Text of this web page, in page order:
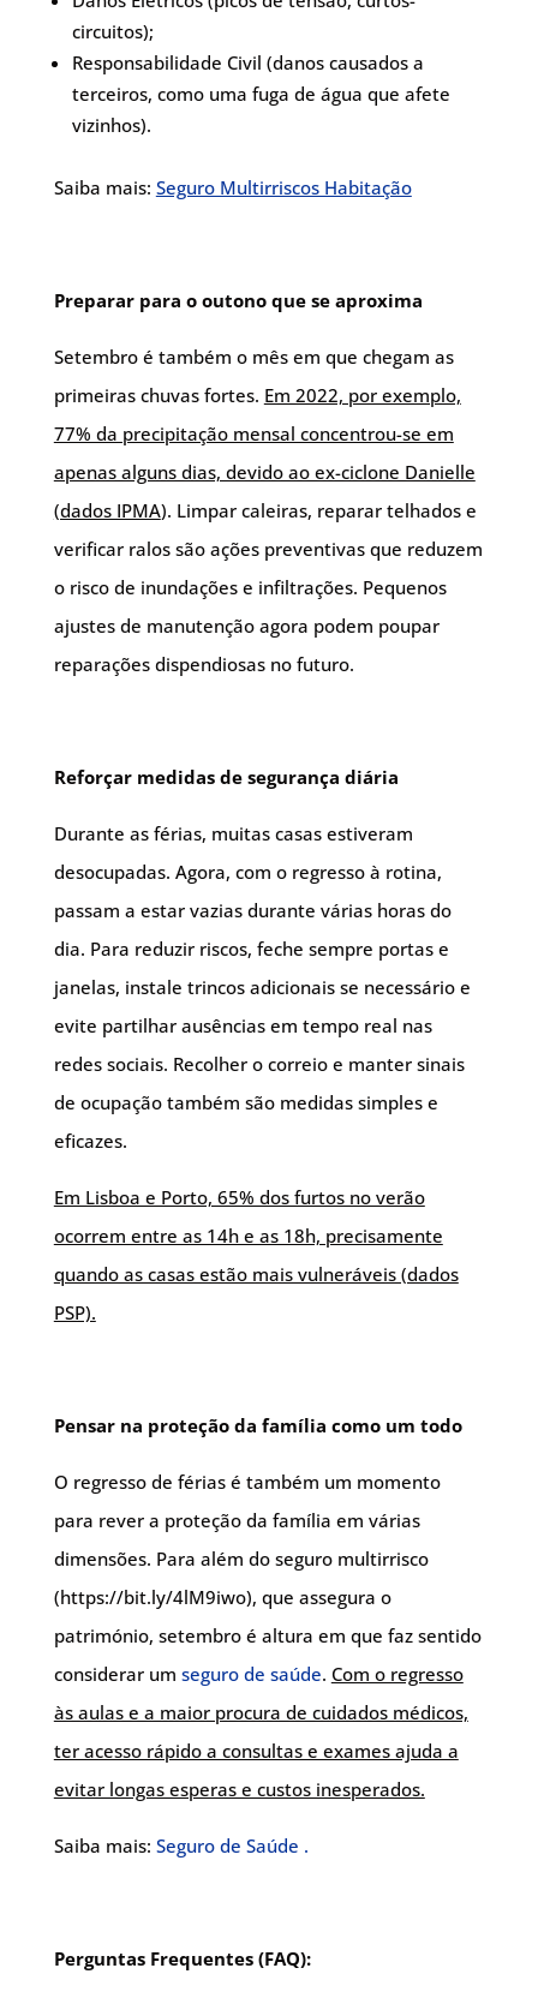
circuitos);
Responsabilidade Civil (danos causados a
terceiros, como uma fuga de água que afete
vizinhos).
Saiba mais: Seguro Multirriscos Habitação
Preparar para o outono que se aproxima
Setembro é também o mês em que chegam as
primeiras chuvas fortes. Em 2022, por exemplo,
77% da precipitação mensal concentrou-se em
apenas alguns dias, devido ao ex-ciclone Danielle
(dados IPMA). Limpar caleiras, reparar telhados e
verificar ralos são ações preventivas que reduzem
o risco de inundações e infiltrações. Pequenos
ajustes de manutenção agora podem poupar
reparações dispendiosas no futuro.
Reforçar medidas de segurança diária
Durante as férias, muitas casas estiveram
desocupadas. Agora, com o regresso à rotina,
passam a estar vazias durante várias horas do
dia. Para reduzir riscos, feche sempre portas e
janelas, instale trincos adicionais se necessário e
evite partilhar ausências em tempo real nas
redes sociais. Recolher o correio e manter sinais
de ocupação também são medidas simples e
eficazes.
Em Lisboa e Porto, 65% dos furtos no verão
ocorrem entre as 14h e as 18h, precisamente
quando as casas estão mais vulneráveis (dados
PSP).
Pensar na proteção da família como um todo
O regresso de férias é também um momento
para rever a proteção da família em várias
dimensões. Para além do seguro multirrisco
(https://bit.ly/4lM9iwo), que assegura o
património, setembro é altura em que faz sentido
considerar um seguro de saúde. Com o regresso
às aulas e a maior procura de cuidados médicos,
ter acesso rápido a consultas e exames ajuda a
evitar longas esperas e custos inesperados.
Saiba mais: Seguro de Saúde .
Perguntas Frequentes (FAQ):